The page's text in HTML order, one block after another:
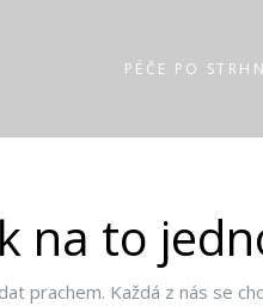
PÉČE PO
na to
prachem. Každá z nás se